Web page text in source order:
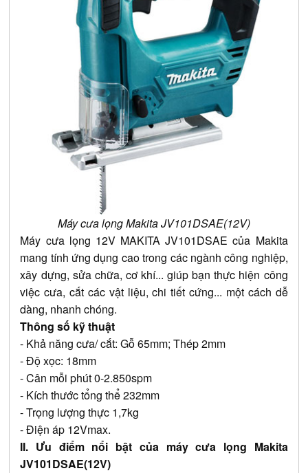
Máy cưa lọng Makita JV101DSAE(12V)
Máy cưa lọng 12V MAKITA JV101DSAE của Makita
mang tính ứng dụng cao trong các ngành công nghiệp,
xây dựng, sửa chữa, cơ khí... giúp bạn thực hiện công
việc cưa, cắt các vật liệu, chi tiết cứng... một cách dễ
dàng, nhanh chóng.
Thông số kỹ thuật
- Khả năng cưa/ cắt:Gỗ 65mm;Thép 2mm
- Độ xọc: 18mm
- Cân mỗi phút 0-2.850spm
- Kích thước tổng thể 232mm
- Trọng lượng thực 1,7kg
- Điện áp 12Vmax.
II. Ưu điểm nổi bật của máy cưa lọng Makita
JV101DSAE(12V)